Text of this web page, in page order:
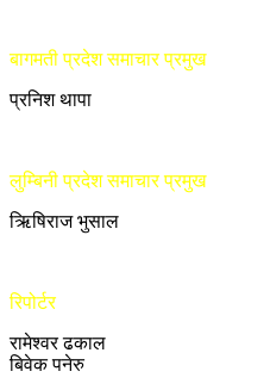
बागमती प्रदेश समाचार प्रमुख
प्रनिश थापा
लुम्बिनी प्रदेश समाचार प्रमुख
ऋिषिराज भुसाल
रिपोर्टर
रामेश्वर ढकाल
बिवेक पनेरु